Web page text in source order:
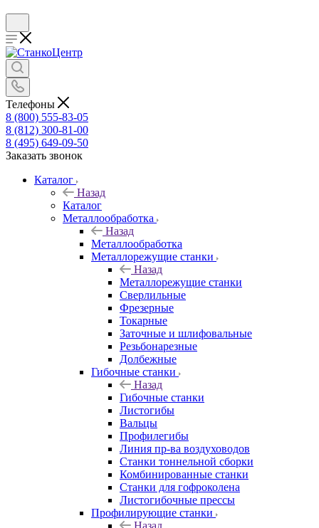
Телефоны
8 (800) 555-83-05
8 (812) 300-81-00
8 (495) 649-09-50
Заказать звонок
Каталог
Назад
Каталог
Металлообработка
Назад
Металлообработка
Металлорежущие станки
Назад
Металлорежущие станки
Сверлильные
Фрезерные
Токарные
Заточные и шлифовальные
Резьбонарезные
Долбежные
Гибочные станки
Назад
Гибочные станки
Листогибы
Вальцы
Профилегибы
Линия пр-ва воздуховодов
Станки тоннельной сборки
Комбинированные станки
Станки для гофроколена
Листогибочные прессы
Профилирующие станки
Назад